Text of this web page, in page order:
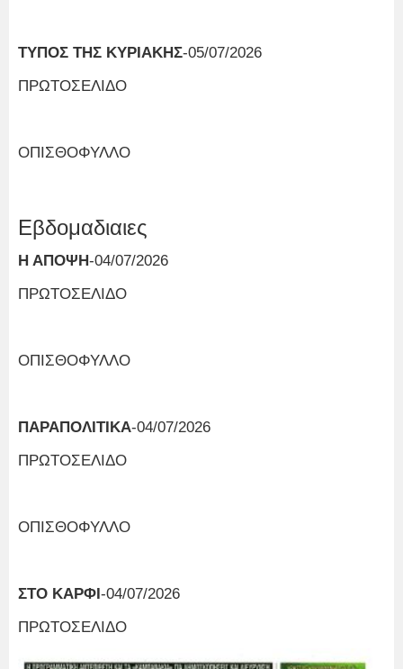
ΤΥΠΟΣ ΤΗΣ ΚΥΡΙΑΚΗΣ-05/07/2026
ΠΡΩΤΟΣΕΛΙΔΟ
ΟΠΙΣΘΟΦΥΛΛΟ
Εβδομαδιαιες
Η ΑΠΟΨΗ-04/07/2026
ΠΡΩΤΟΣΕΛΙΔΟ
ΟΠΙΣΘΟΦΥΛΛΟ
ΠΑΡΑΠΟΛΙΤΙΚΑ-04/07/2026
ΠΡΩΤΟΣΕΛΙΔΟ
ΟΠΙΣΘΟΦΥΛΛΟ
ΣΤΟ ΚΑΡΦΙ-04/07/2026
ΠΡΩΤΟΣΕΛΙΔΟ